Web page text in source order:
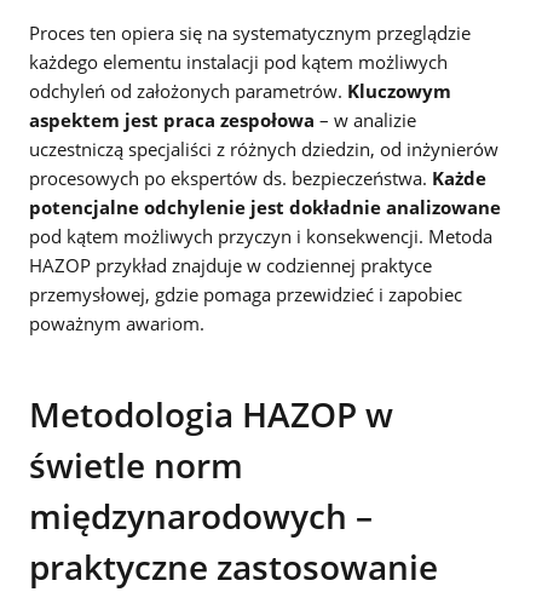
Proces ten opiera się na systematycznym przeglądzie
każdego elementu instalacji pod kątem możliwych
odchyleń od założonych parametrów. Kluczowym
aspektem jest praca zespołowa – w analizie
uczestniczą specjaliści z różnych dziedzin, od inżynierów
procesowych po ekspertów ds. bezpieczeństwa. Każde
potencjalne odchylenie jest dokładnie analizowane
pod kątem możliwych przyczyn i konsekwencji. Metoda
HAZOP przykład znajduje w codziennej praktyce
przemysłowej, gdzie pomaga przewidzieć i zapobiec
poważnym awariom.
Metodologia HAZOP w
świetle norm
międzynarodowych –
praktyczne zastosowanie